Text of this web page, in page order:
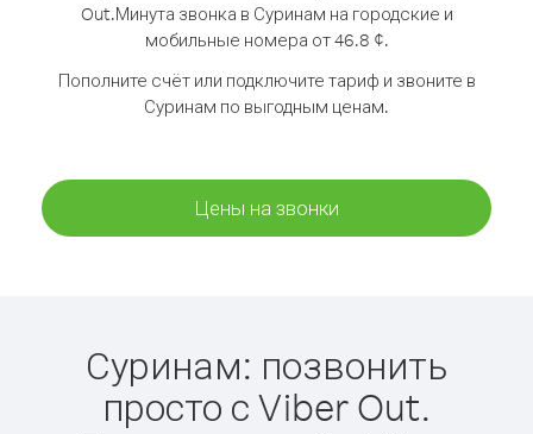
Out.Минута звонка в Суринам на городские и
мобильные номера от 46.8 ¢.
Пополните счёт или подключите тариф и звоните в
Суринам по выгодным ценам.
Цены на звонки
Суринам: позвонить
просто с Viber Out.